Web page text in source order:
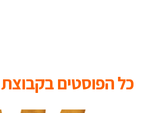
כל הפוסטים ב